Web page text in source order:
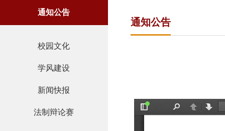
通知公告
校园文化
学风建设
新闻快报
法制辩论赛
通知公告